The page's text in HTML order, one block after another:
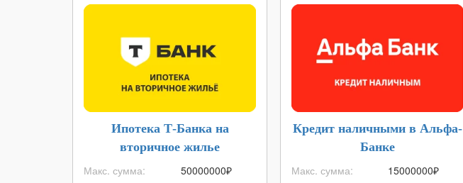
Ипотека Т-Банка на
вторичное жилье
Макс. сумма:
50000000₽
Кредит наличными в Альфа-
Банке
Макс. сумма:
15000000₽